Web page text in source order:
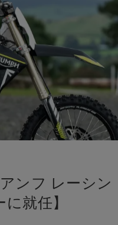
ンフ レーシン
就任】